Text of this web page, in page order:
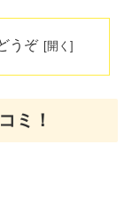
うぞ
ミ！